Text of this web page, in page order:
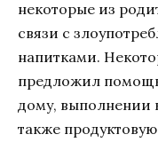
некоторые из
связи с
напитками.
предложил
дому, выполнении
также